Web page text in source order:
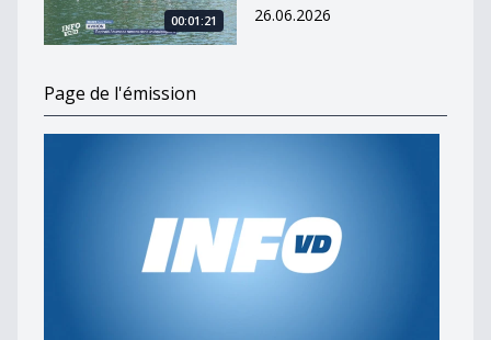
00:01:21
26.06.2026
Page de l'émission